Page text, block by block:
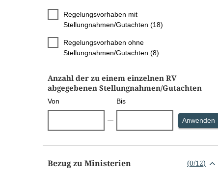
Regelungsvorhaben mit
Stellungnahmen/Gutachten (18)
Regelungsvorhaben ohne
Stellungnahmen/Gutachten (8)
Anzahl der zu einem einzelnen RV
abgegebenen Stellungnahmen/Gutachten
Von Bis
Anwenden
Bezug zu Ministerien (0/12)